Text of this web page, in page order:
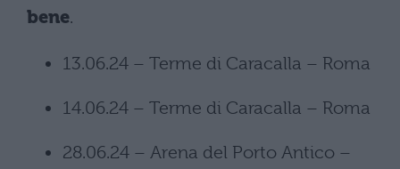
bene.
13.06.24 – Terme di Caracalla – Roma
14.06.24 – Terme di Caracalla – Roma
28.06.24 – Arena del Porto Antico –